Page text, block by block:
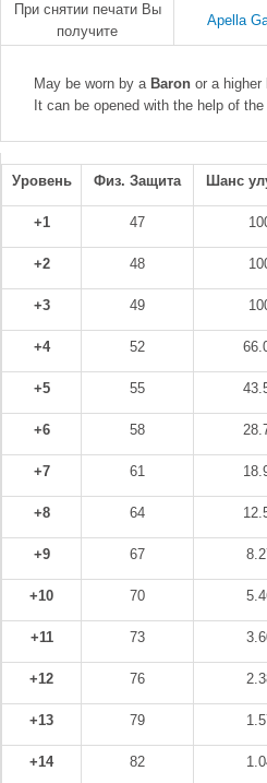
При снятии печати Вы
получите
Apella
May be worn by a Baron or a higher
It can be opened with the help of the
Уровень Физ. Защита Шанс
+1 47
+2 48
+3 49
+4 52
+5 55
+6 58
+7 61
+8 64
+9 67
+10 70
+11 73
+12 76
+13 79
+14 82